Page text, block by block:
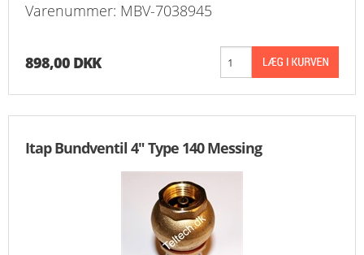
Varenummer: MBV-7038945
898,00 DKK
Itap Bundventil 4" Type 140 Messing